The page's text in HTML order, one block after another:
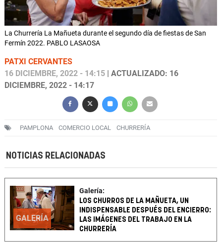
La Churrería La Mañueta durante el segundo día de fiestas de San
Fermín 2022. PABLO LASAOSA
PATXI CERVANTES
16 DICIEMBRE, 2022 - 14:15 | ACTUALIZADO: 16
DICIEMBRE, 2022 - 14:17
PAMPLONA COMERCIO LOCAL CHURRERÍA
NOTICIAS RELACIONADAS
GALERÍA
Galería:
LOS CHURROS DE LA MAÑUETA, UN
INDISPENSABLE DESPUÉS DEL ENCIERRO:
LAS IMÁGENES DEL TRABAJO EN LA
CHURRERÍA